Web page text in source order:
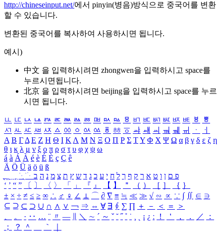
http://chineseinput.net/에서 pinyin(병음)방식으로 중국어를 변환
할 수 있습니다.
변환된 중국어를 복사하여 사용하시면 됩니다.
예시)
中文 을 입력하시려면 zhongwen을 입력하시고 space를
누르시면됩니다.
北京 을 입력하시려면 beijing을 입력하시고 space를 누르
시면 됩니다.
ㅥ ㅦ ㅧ ㅨ ㅩ ㅪ ㅫ ㅬ ㅭ ㅮ ㅯ ㅰ ㅱ ㅲ ㅳ ㅴ ㅵ ㅶ ㅷ ㅸ
ㅹ
ㅺ ㅻ ㅼ ㅽ ㅾ ㅿ ㆀ ㆁ ㆂ ㆃ ㆄ ㆅ ㆆ ㆇ ㆈ ㆉ ㆊ ㆋ ㆌ ㆍ
ㆎ
Α Β ΓΔ Ε Ζ Η Θ Ι ΚΛ Μ Ν Ξ Ο Π Ρ Σ ΤΥ Φ Χ Ψ Ω α β γ δ ε ζ η
θ ι κ λ μ ν ξ ο π ρ σ τ υ φ χ ψ ω
á à Á À é è É È ç Ç ê
Ä Ö Ü ä ö ü ß
ִֶֹ ֻּ ׁׂ פ ם ן ו ט א ר ק ף ך ל ח י ע כ ג ד ש ץ ת צ מ נ ה ב
‘ ’ “ ” 〔 〕 〈 〉 「 」 『 』 【 】 ＂ （ ） ［ ］ ｛ ｝
± × ÷ ≠ ≤ ≥ ∞ ∴ ♂ ♀ ∠ ⊥ ⌒ ∂ ∇ ≡ ≒ ≪ ≫ √ ∽ ∝ ∵ ∫ ∬ ∈ ∋
⊆ ⊇ ⊂ ⊃ ∪ ∩ ∧ ∨ ￢ ⇒ ⇔ ∀ ∃ ∮ ∑ ∏ ＋ － ＜ ＝
＞
、
。 · ‥ … ¨ 〃 ― ＼ ∼ ´ ～ ˇ ˘ ˝ ˚ ˙ ¸ ¡ ¿ ː ！ ＇ ， ． ／
：
；
？ ＾ ｀